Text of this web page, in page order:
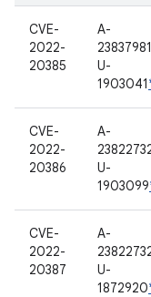
CVE-
2022-
20385
A-
U-
1903041
CVE-
2022-
20386
A-
U-
1903099
CVE-
2022-
20387
A-
U-
1872920